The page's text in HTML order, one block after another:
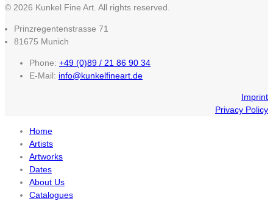
© 2026 Kunkel Fine Art. All rights reserved.
Prinzregentenstrasse 71
81675 Munich
Phone: +49 (0)89 / 21 86 90 34
E-Mail: info@kunkelfineart.de
Imprint
Privacy Policy
Home
Artists
Artworks
Dates
About Us
Catalogues